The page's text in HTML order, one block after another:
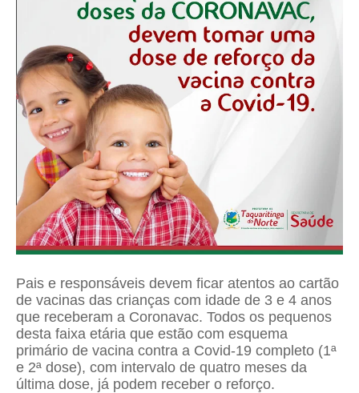
Pais e responsáveis devem ficar atentos ao cartão
de vacinas das crianças com idade de 3 e 4 anos
que receberam a Coronavac. Todos os pequenos
desta faixa etária que estão com esquema
primário de vacina contra a Covid-19 completo (1ª
e 2ª dose), com intervalo de quatro meses da
última dose, já podem receber o reforço.